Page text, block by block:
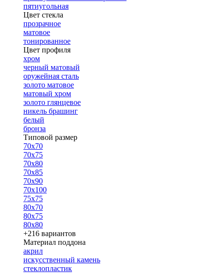
пятиугольная
Цвет стекла
прозрачное
матовое
тонированное
Цвет профиля
хром
черный матовый
оружейная сталь
золото матовое
матовый хром
золото глянцевое
никель брашинг
белый
бронза
Типовой размер
70х70
70х75
70х80
70х85
70х90
70х100
75х75
80х70
80х75
80х80
+216 вариантов
Материал поддона
акрил
искусственный камень
стеклопластик